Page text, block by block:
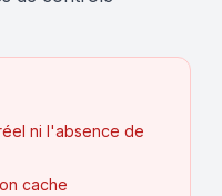
ni l'absence de
cache